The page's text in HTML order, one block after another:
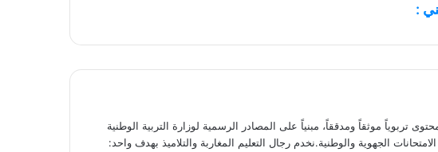
:
تربوياً موثقاً ومدققاً، مبنياً على المصادر الرسمية لوزارة التربية الوطنية
الجهوية والوطنية.نخدم رجال التعليم المغاربة والتلاميذ بهدف واحد: